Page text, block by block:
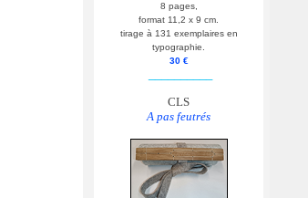
8 pages,
format 11,2 x 9 cm.
tirage à 131 exemplaires en
typographie.
30 €
CLS
A pas feutrés